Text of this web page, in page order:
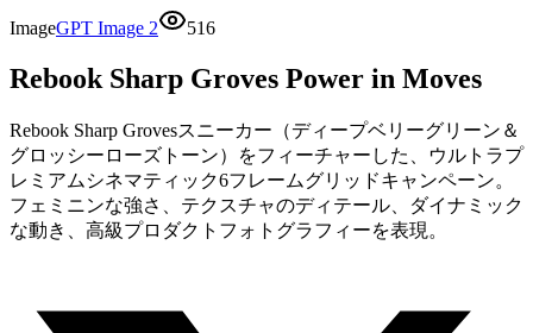
ImageGPT Image 2 516
Rebook Sharp Groves Power in Moves
Rebook Sharp Grovesスニーカー（ディープベリーグリーン＆
グロッシーローズトーン）をフィーチャーした、ウルトラプ
レミアムシネマティック6フレームグリッドキャンペーン。
フェミニンな強さ、テクスチャのディテール、ダイナミック
な動き、高級プロダクトフォトグラフィーを表現。